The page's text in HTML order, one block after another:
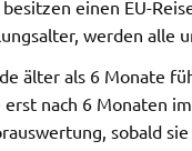
einen EU-
werden alle
älter als 6 Monate
erst nach 6 Monaten
sobald